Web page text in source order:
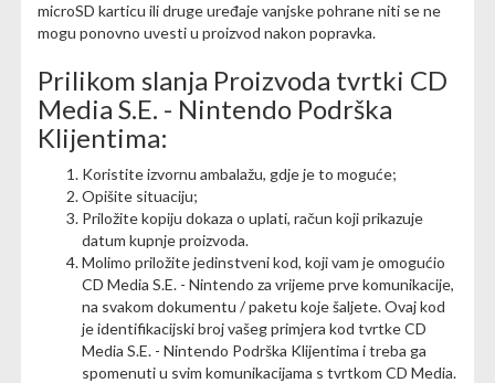
microSD karticu ili druge uređaje vanjske pohrane niti se ne
mogu ponovno uvesti u proizvod nakon popravka.
Prilikom slanja Proizvoda tvrtki CD
Media S.E. - Nintendo Podrška
Klijentima:
Koristite izvornu ambalažu, gdje je to moguće;
Opišite situaciju;
Priložite kopiju dokaza o uplati, račun koji prikazuje
datum kupnje proizvoda.
Molimo priložite jedinstveni kod, koji vam je omogućio
CD Media S.E. - Nintendo za vrijeme prve komunikacije,
na svakom dokumentu / paketu koje šaljete. Ovaj kod
je identifikacijski broj vašeg primjera kod tvrtke CD
Media S.E. - Nintendo Podrška Klijentima i treba ga
spomenuti u svim komunikacijama s tvrtkom CD Media.